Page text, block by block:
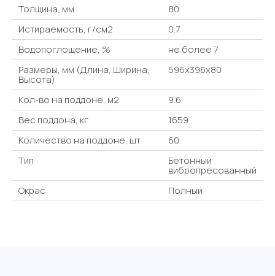
Толщина, мм
80
Истираемость, г/см2
0.7
Водопоглощение, %
не более 7
Размеры, мм (Длина, Ширина,
Высота)
596x396x80
Кол-во на поддоне, м2
9.6
Вес поддона, кг
1659
Количество на поддоне, шт
60
Тип
Бетонный
вибропресованный
Окрас
Полный